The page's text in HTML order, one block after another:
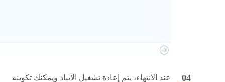
عند الانتهاء، يتم إعادة تشغيل الايباد ويمكنك تكوينه